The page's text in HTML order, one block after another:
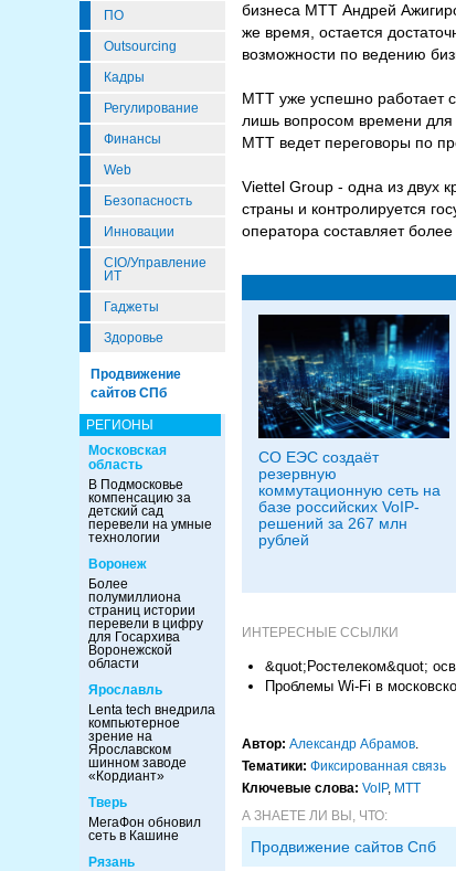
ПО
Outsourcing
Кадры
Регулирование
Финансы
Web
Безопасность
Инновации
CIO/Управление
ИТ
Гаджеты
Здоровье
Продвижение
сайтов СПб
РЕГИОНЫ
Московская
область
В Подмосковье
компенсацию за
детский сад
перевели на умные
технологии
Воронеж
Более
полумиллиона
страниц истории
перевели в цифру
для Госархива
Воронежской
области
Ярославль
Lenta tech внедрила
компьютерное
зрение на
Ярославском
шинном заводе
«Кордиант»
Тверь
МегаФон обновил
сеть в Кашине
Рязань
бизнеса МТТ Андрей
же время, остается
возможности по ведению
МТТ уже успешно работает
лишь вопросом времени для
МТТ ведет переговоры по
Viettel Group - одна из двух
страны и контролируется
оператора составляет
СО ЕЭС создаёт
резервную
коммутационную сеть на
базе российских VoIP-
решений за 267 млн
рублей
ИНТЕРЕСНЫЕ ССЫЛКИ
&quot;Ростелеком&quot;
Проблемы Wi-Fi в
Автор: Александр Абрамов.
Тематики: Фиксированная связь
Ключевые слова: VoIP, МТТ
А ЗНАЕТЕ ЛИ ВЫ, ЧТО:
Продвижение сайтов Спб